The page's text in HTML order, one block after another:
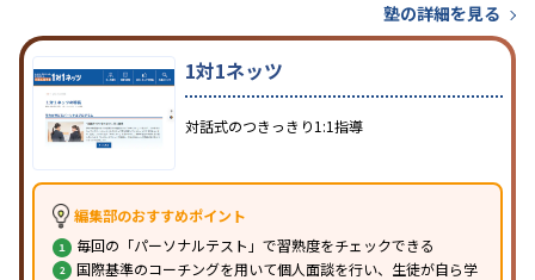
塾の詳細を見る
1対1ネッツ
対話式のつきっきり1:1指導
編集部のおすすめポイント
毎回の「パーソナルテスト」で習熟度をチェックできる
国際基準のコーチングを用いて個人面談を行い、生徒が自ら学